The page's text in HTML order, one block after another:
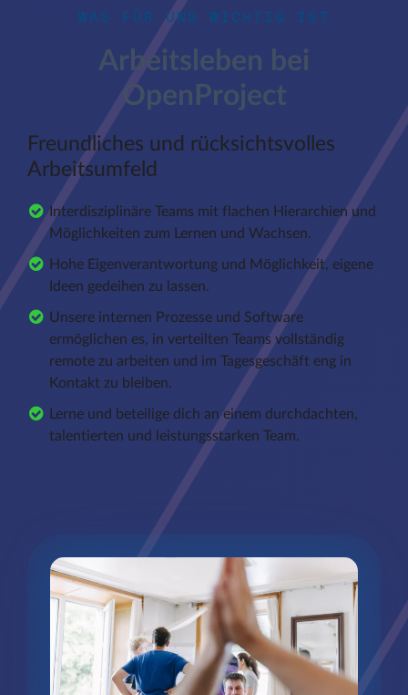
WAS FÜR UNS WICHTIG IST
Arbeitsleben bei
OpenProject
Freundliches und rücksichtsvolles
Arbeitsumfeld
Interdisziplinäre Teams mit flachen Hierarchien und
Möglichkeiten zum Lernen und Wachsen.
Hohe Eigenverantwortung und Möglichkeit, eigene
Ideen gedeihen zu lassen.
Unsere internen Prozesse und Software
ermöglichen es, in verteilten Teams vollständig
remote zu arbeiten und im Tagesgeschäft eng in
Kontakt zu bleiben.
Lerne und beteilige dich an einem durchdachten,
talentierten und leistungsstarken Team.